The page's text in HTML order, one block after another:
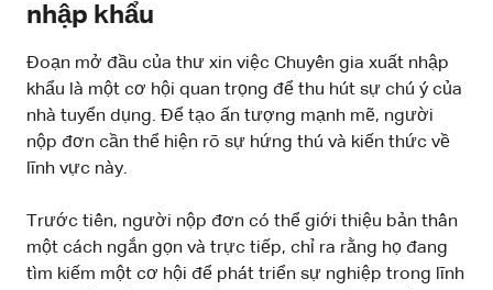
nhập khẩu
Đoạn mở đầu của thư xin việc Chuyên gia xuất nhập
khẩu là một cơ hội quan trọng để thu hút sự chú ý của
nhà tuyển dụng. Để tạo ấn tượng mạnh mẽ, người
nộp đơn cần thể hiện rõ sự hứng thú và kiến thức về
lĩnh vực này.
Trước tiên, người nộp đơn có thể giới thiệu bản thân
một cách ngắn gọn và trực tiếp, chỉ ra rằng họ đang
tìm kiếm một cơ hội để phát triển sự nghiệp trong lĩnh